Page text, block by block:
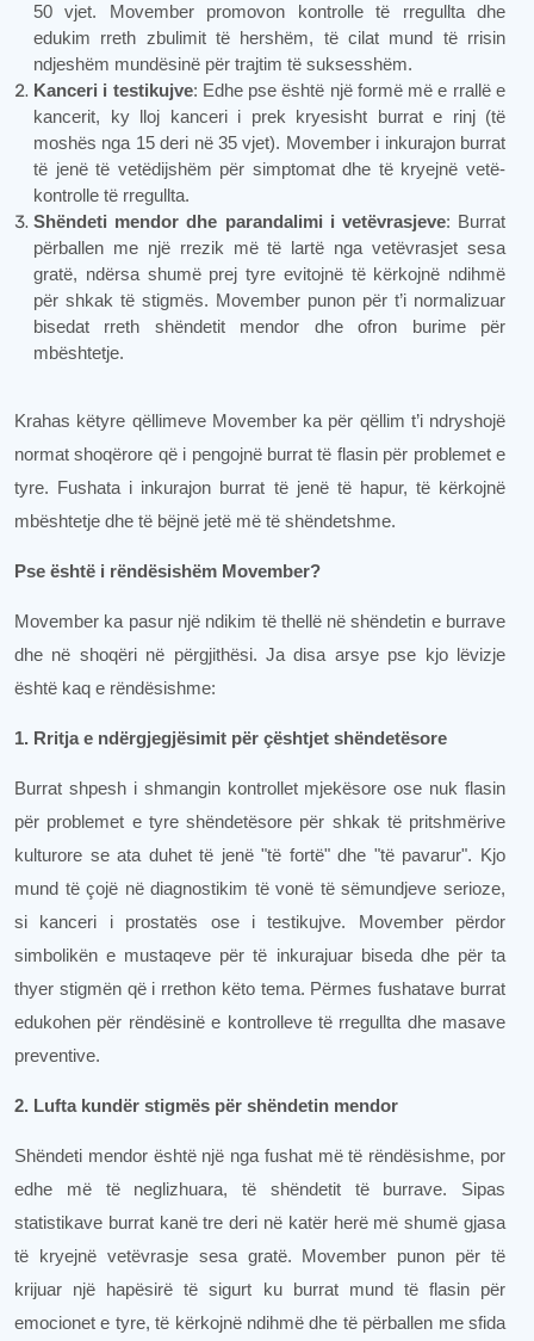
50 vjet. Movember promovon kontrolle të rregullta dhe
edukim rreth zbulimit të hershëm, të cilat mund të rrisin
ndjeshëm mundësinë për trajtim të suksesshëm.
Kanceri i testikujve: Edhe pse është një formë më e rrallë e
kancerit, ky lloj kanceri i prek kryesisht burrat e rinj (të
moshës nga 15 deri në 35 vjet). Movember i inkurajon burrat
të jenë të vetëdijshëm për simptomat dhe të kryejnë vetë-
kontrolle të rregullta.
Shëndeti mendor dhe parandalimi i vetëvrasjeve: Burrat
përballen me një rrezik më të lartë nga vetëvrasjet sesa
gratë, ndërsa shumë prej tyre evitojnë të kërkojnë ndihmë
për shkak të stigmës. Movember punon për t’i normalizuar
bisedat rreth shëndetit mendor dhe ofron burime për
mbështetje.
Krahas këtyre qëllimeve Movember ka për qëllim t’i ndryshojë
normat shoqërore që i pengojnë burrat të flasin për problemet e
tyre. Fushata i inkurajon burrat të jenë të hapur, të kërkojnë
mbështetje dhe të bëjnë jetë më të shëndetshme.
Pse është i rëndësishëm Movember?
Movember ka pasur një ndikim të thellë në shëndetin e burrave
dhe në shoqëri në përgjithësi. Ja disa arsye pse kjo lëvizje
është kaq e rëndësishme:
1. Rritja e ndërgjegjësimit për çështjet shëndetësore
Burrat shpesh i shmangin kontrollet mjekësore ose nuk flasin
për problemet e tyre shëndetësore për shkak të pritshmërive
kulturore se ata duhet të jenë "të fortë" dhe "të pavarur". Kjo
mund të çojë në diagnostikim të vonë të sëmundjeve serioze,
si kanceri i prostatës ose i testikujve. Movember përdor
simbolikën e mustaqeve për të inkurajuar biseda dhe për ta
thyer stigmën që i rrethon këto tema. Përmes fushatave burrat
edukohen për rëndësinë e kontrolleve të rregullta dhe masave
preventive.
2. Lufta kundër stigmës për shëndetin mendor
Shëndeti mendor është një nga fushat më të rëndësishme, por
edhe më të neglizhuara, të shëndetit të burrave. Sipas
statistikave burrat kanë tre deri në katër herë më shumë gjasa
të kryejnë vetëvrasje sesa gratë. Movember punon për të
krijuar një hapësirë ​​të sigurt ku burrat mund të flasin për
emocionet e tyre, të kërkojnë ndihmë dhe të përballen me sfida